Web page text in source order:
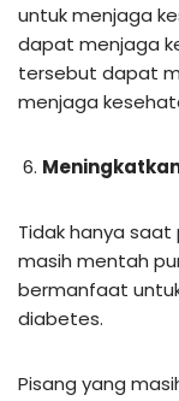
untuk menjaga
dapat menjaga
tersebut dapat
menjaga
Tidak hanya
masih mentah
bermanfaat
diabetes.
Pisang yang